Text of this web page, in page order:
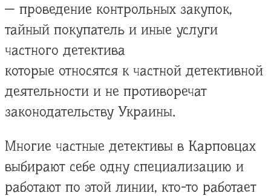
— проведение контрольных закупок,
тайный покупатель и иные услуги
частного детектива
которые относятся к частной детективной
деятельности и не противоречат
законодательству Украины.
Многие частные детективы в Карповцах
выбирают себе одну специализацию и
работают по этой линии, кто-то работает